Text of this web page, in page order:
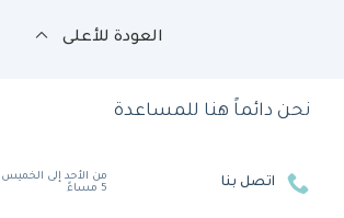
العودة للأعلى
نحن دائماً هنا للمساعدة
اتصل بنا
5 مساءً